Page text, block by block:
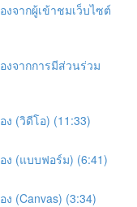
งจากผู้เข้าชมเว็บไซต์
งจากการมีส่วนร่วม
ง (วิดีโอ) (11:33)
ง (แบบฟอร์ม) (6:41)
(Canvas) (3:34)